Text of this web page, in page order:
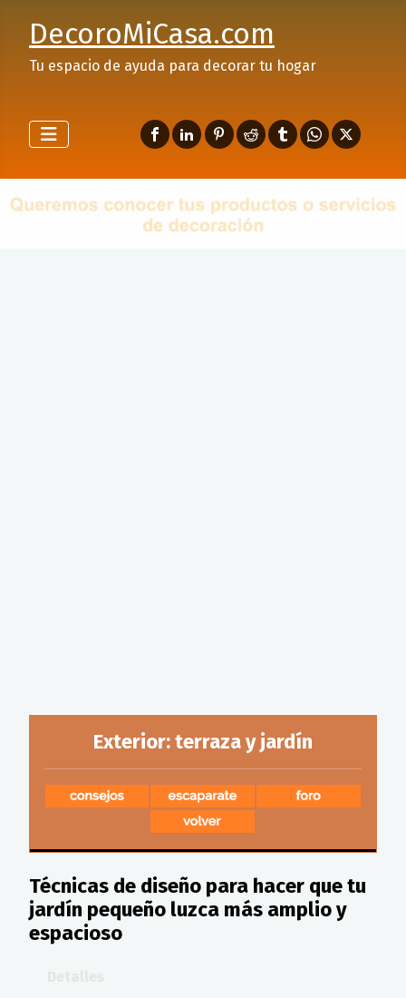
DecoroMiCasa.com
Tu espacio de ayuda para decorar tu hogar
Exterior: terraza y jardín
Técnicas de diseño para hacer que tu
jardín pequeño luzca más amplio y
espacioso